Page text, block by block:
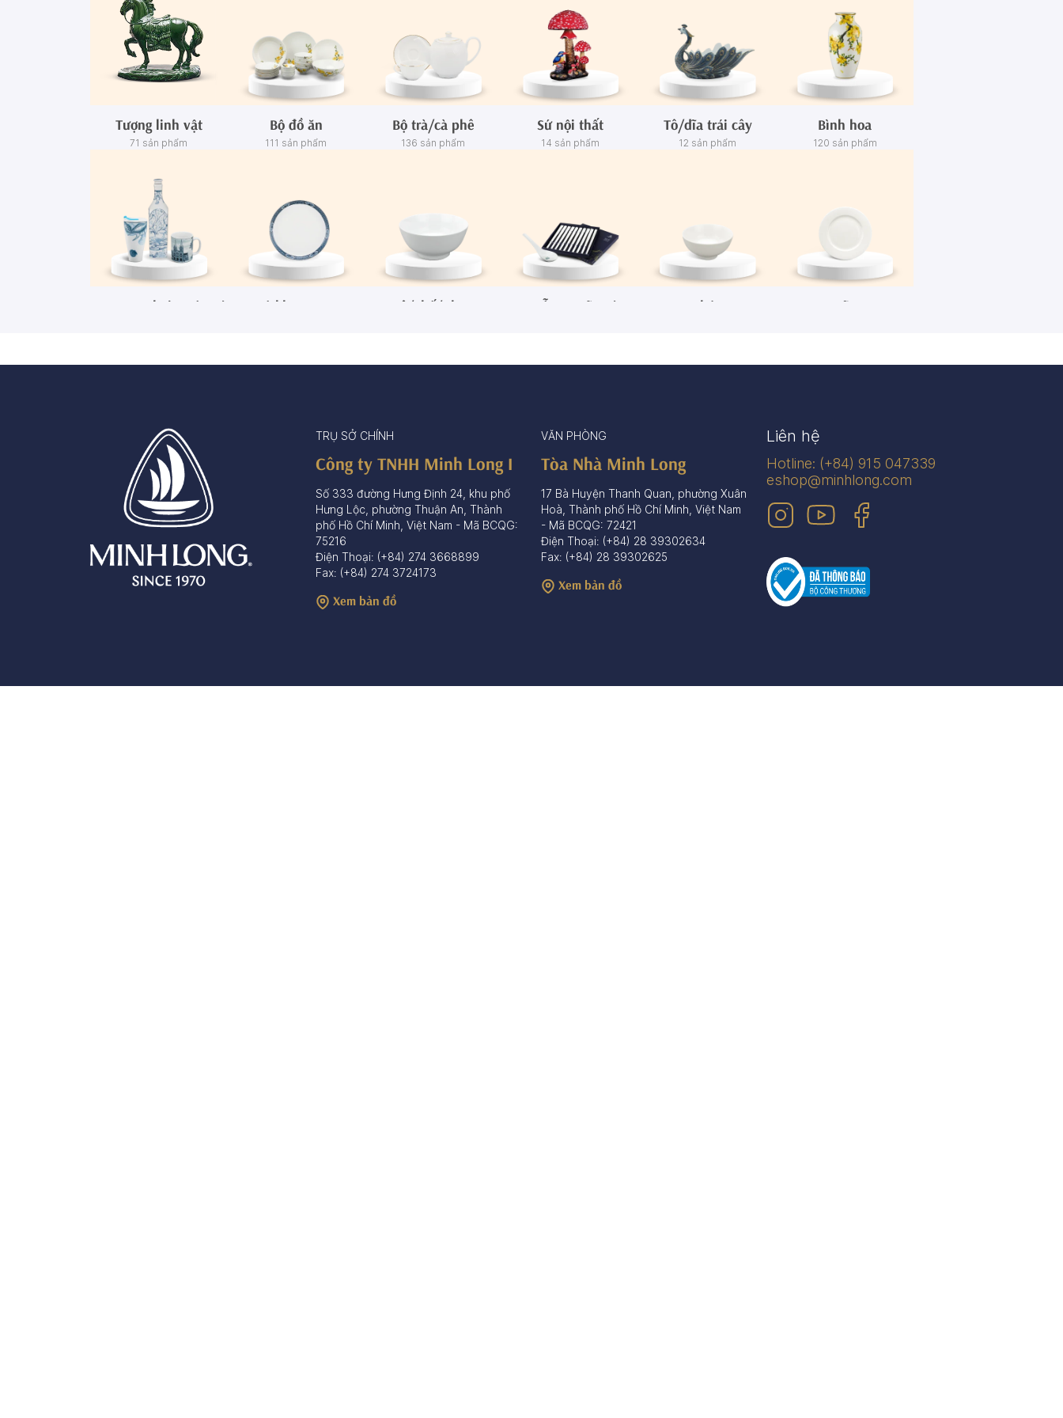
Tượng linh vật
71 sản phẩm
Bộ đồ ăn
111 sản phẩm
Bộ trà/cà phê
136 sản phẩm
Sứ nội thất
14 sản phẩm
Tô/dĩa trái cây
12 sản phẩm
Bình hoa
120 sản phẩm
Ca - Ly - Chai - Hộp sứ Bộ khay rượu Tô/Thố/Khay Muỗng - Đũa sứ Chén Dĩa
TRỤ SỞ CHÍNH
Công ty TNHH Minh Long I
Số 333 đường Hưng Định 24, khu phố
Hưng Lộc, phường Thuận An, Thành
phố Hồ Chí Minh, Việt Nam - Mã BCQG:
75216
Điện Thoại: (+84) 274 3668899
Fax: (+84) 274 3724173
Xem bản đồ
VĂN PHÒNG
Tòa Nhà Minh Long
17 Bà Huyện Thanh Quan, phường Xuân
Hoà, Thành phố Hồ Chí Minh, Việt Nam
- Mã BCQG: 72421
Điện Thoại: (+84) 28 39302634
Fax: (+84) 28 39302625
Xem bản đồ
Liên hệ
Hotline: (+84) 915 047339
eshop@minhlong.com